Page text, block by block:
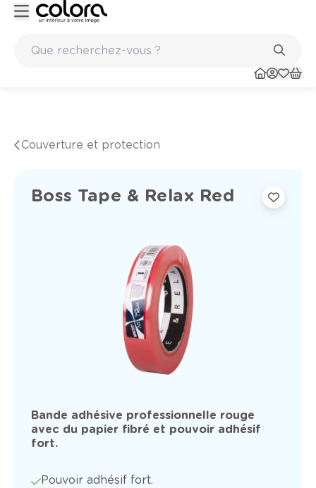
Couverture et protection
Boss Tape & Relax Red
Bande adhésive professionnelle rouge
avec du papier fibré et pouvoir adhésif
fort.
Pouvoir adhésif fort.